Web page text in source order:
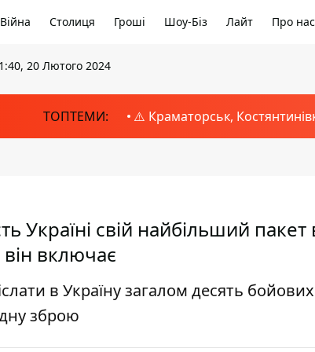
Війна Столиця Гроші Шоу-Біз Лайт Про нас
20 Лютого 2024
ТОПТЕМИ: ⚠️ Краматорськ,
Україні свій найбільший
включає
в Україну загалом десять
зброю